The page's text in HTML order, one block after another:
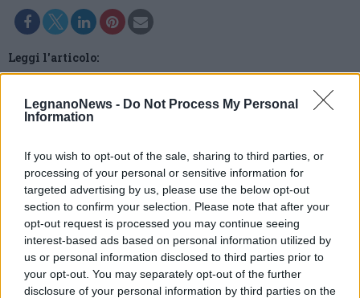
LegnanoNews - Do Not Process My Personal
Information
If you wish to opt-out of the sale, sharing to third parties, or
processing of your personal or sensitive information for
targeted advertising by us, please use the below opt-out
section to confirm your selection. Please note that after your
opt-out request is processed you may continue seeing
interest-based ads based on personal information utilized by
us or personal information disclosed to third parties prior to
your opt-out. You may separately opt-out of the further
disclosure of your personal information by third parties on the
Leggi l'articolo:
Elezioni a Legnano: il Movimento dei cittadini abbraccia